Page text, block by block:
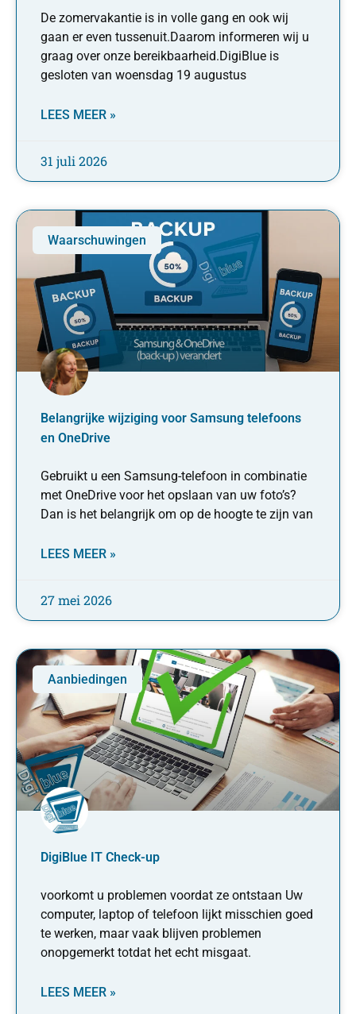
De zomervakantie is in volle gang en ook wij
gaan er even tussenuit.Daarom informeren wij u
graag over onze bereikbaarheid.DigiBlue is
gesloten van woensdag 19 augustus
LEES MEER »
31 juli 2026
Waarschuwingen
Belangrijke wijziging voor Samsung telefoons
en OneDrive
Gebruikt u een Samsung-telefoon in combinatie
met OneDrive voor het opslaan van uw foto’s?
Dan is het belangrijk om op de hoogte te zijn van
LEES MEER »
27 mei 2026
Aanbiedingen
DigiBlue IT Check-up
voorkomt u problemen voordat ze ontstaan Uw
computer, laptop of telefoon lijkt misschien goed
te werken, maar vaak blijven problemen
onopgemerkt totdat het echt misgaat.
LEES MEER »